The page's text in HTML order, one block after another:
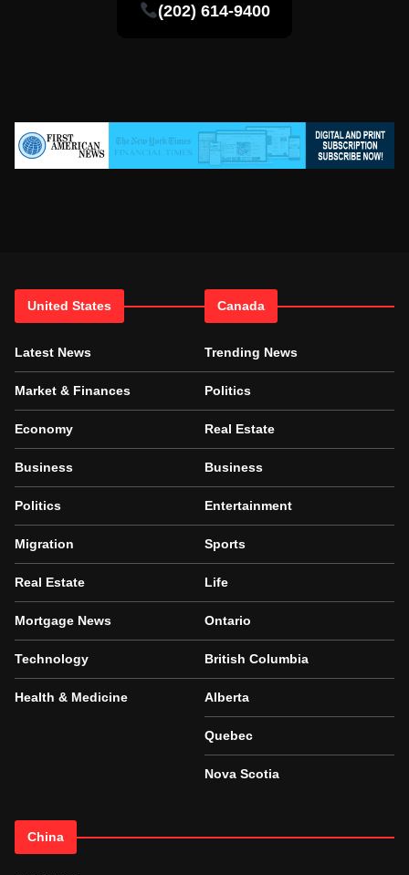
(202) 614-9400
United States
Latest News
Market & Finances
Economy
Business
Politics
Migration
Real Estate
Mortgage News
Technology
Health & Medicine
Canada
Trending News
Politics
Real Estate
Business
Entertainment
Sports
Life
Ontario
British Columbia
Alberta
Quebec
Nova Scotia
China